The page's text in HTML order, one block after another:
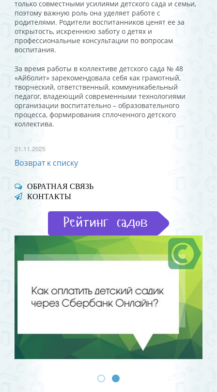
только совместными усилиями детского сада и семьи,
поэтому важную роль она уделяет работе с
родителями. Родители воспитанников ценят ее за
открытость, искреннюю заботу о детях и
профессиональные консультации по вопросам
воспитания.
За время работы в коллективе детского сада № 48
«Айболит» зарекомендовала себя как грамотный,
творческий, ответственный, коммуникабельный
педагог, владеющий современными технологиями
организации воспитательно – образовательного
процесса, формирования сплоченного детского
коллектива.
21.11.2025
Возврат к списку
ОБРАТНАЯ СВЯЗЬ
КОНТАКТЫ
Рейтинг садов